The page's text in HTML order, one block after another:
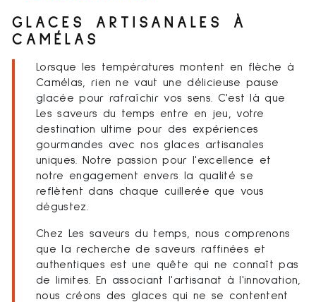
GLACES ARTISANALES À
CAMÉLAS
Lorsque les températures montent en flèche à
Camélas, rien ne vaut une délicieuse pause
glacée pour rafraîchir vos sens. C'est là que
Les saveurs du temps entre en jeu, votre
destination ultime pour des expériences
gourmandes avec nos glaces artisanales
uniques. Notre passion pour l'excellence et
notre engagement envers la qualité se
reflètent dans chaque cuillerée que vous
dégustez.
Chez Les saveurs du temps, nous comprenons
que la recherche de saveurs raffinées et
authentiques est une quête qui ne connaît pas
de limites. En associant l'artisanat à l'innovation,
nous créons des glaces qui ne se contentent